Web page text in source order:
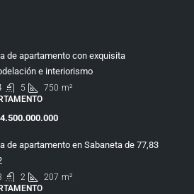
de apartamento con exquisita
e interiorismo
5 750 m²
de apartamento en Sabaneta de 77,83
2 207 m²